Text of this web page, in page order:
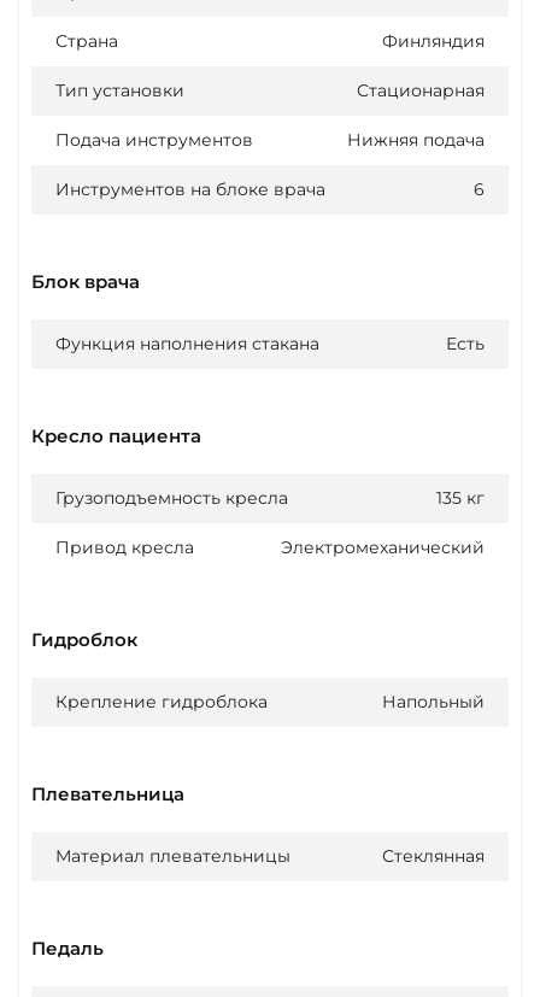
Страна Финляндия
Тип установки Стационарная
Подача инструментов Нижняя подача
Инструментов на блоке врача 6
Блок врача
Функция наполнения стакана Есть
Кресло пациента
Грузоподъемность кресла 135 кг
Привод кресла Электромеханический
Гидроблок
Крепление гидроблока Напольный
Плевательница
Материал плевательницы Стеклянная
Педаль